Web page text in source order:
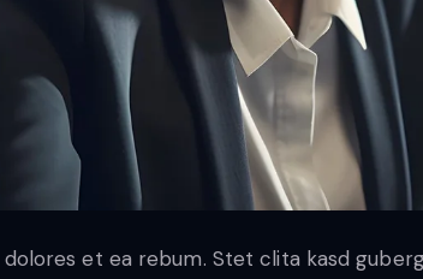
et ea rebum. Stet clita kasd